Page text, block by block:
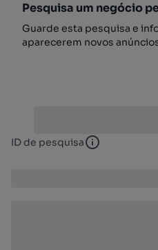
Pesquisa um negócio
Guarde esta pesquisa e
aparecerem novos
ID de pesquisa ID de